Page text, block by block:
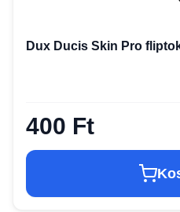
Dux Ducis Skin Pro
400 Ft